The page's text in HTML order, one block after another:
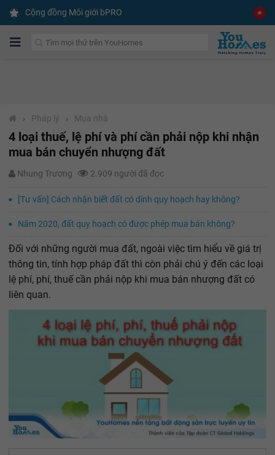
Cộng đồng Môi giới bPRO
› Pháp lý › Mua nhà
4 loại thuế, lệ phí và phí cần phải nộp khi nhận
mua bán chuyển nhượng đất
Nhung Trương 2.909 người đã đọc
[Tư vấn] Cách nhận biết đất có dính quy hoạch hay không?
Năm 2020, đất quy hoạch có được phép mua bán không?
Đối với những người mua đất, ngoài việc tìm hiểu về giá trị
thông tin, tính hợp pháp đất thì còn phải chú ý đến các loại
lệ phí, phí, thuế cần phải nộp khi mua bán nhượng đất có
liên quan.